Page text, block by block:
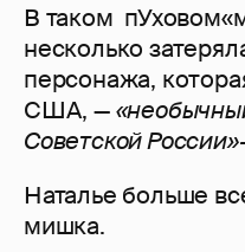
В таком
несколько
персонажа,
США, —
Советской
Наталье больше
мишка.